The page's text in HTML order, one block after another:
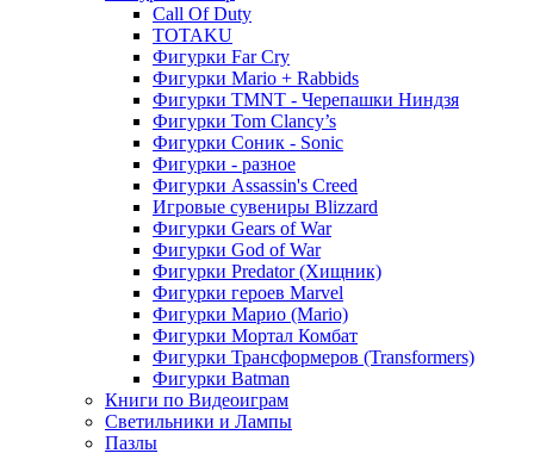
Call Of Duty
TOTAKU
Фигурки Far Cry
Фигурки Mario + Rabbids
Фигурки TMNT - Черепашки Ниндзя
Фигурки Tom Clancy’s
Фигурки Соник - Sonic
Фигурки - разное
Фигурки Assassin's Creed
Игровые сувениры Blizzard
Фигурки Gears of War
Фигурки God of War
Фигурки Predator (Хищник)
Фигурки героев Marvel
Фигурки Марио (Mario)
Фигурки Мортал Комбат
Фигурки Трансформеров (Transformers)
Фигурки Batman
Книги по Видеоиграм
Светильники и Лампы
Пазлы